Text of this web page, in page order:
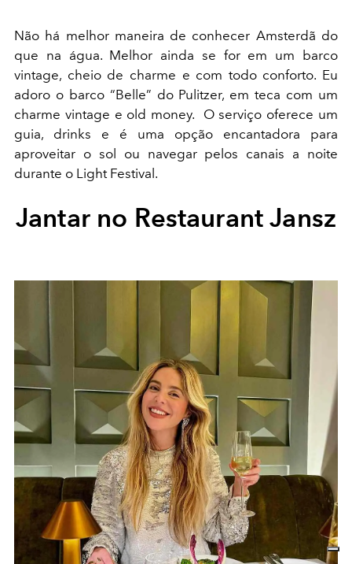
Não há melhor maneira de conhecer Amsterdã do
que na água. Melhor ainda se for em um barco
vintage, cheio de charme e com todo conforto. Eu
adoro o barco “Belle” do Pulitzer, em teca com um
charme vintage e old money. O serviço oferece um
guia, drinks e é uma opção encantadora para
aproveitar o sol ou navegar pelos canais a noite
durante o Light Festival.
Jantar no Restaurant Jansz